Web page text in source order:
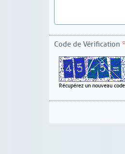
Code de Vérification *
Récupérez un nouveau code